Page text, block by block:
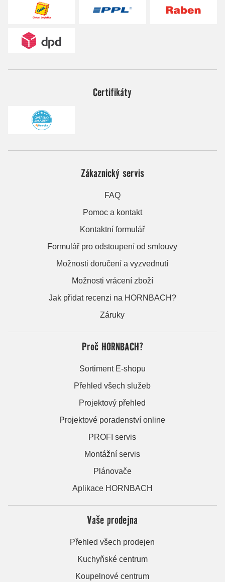
Certifikáty
Zákaznický servis
FAQ
Pomoc a kontakt
Kontaktní formulář
Formulář pro odstoupení od smlouvy
Možnosti doručení a vyzvednutí
Možnosti vrácení zboží
Jak přidat recenzi na HORNBACH?
Záruky
Proč HORNBACH?
Sortiment E-shopu
Přehled všech služeb
Projektový přehled
Projektové poradenství online
PROFI servis
Montážní servis
Plánovače
Aplikace HORNBACH
Vaše prodejna
Přehled všech prodejen
Kuchyňské centrum
Koupelnové centrum